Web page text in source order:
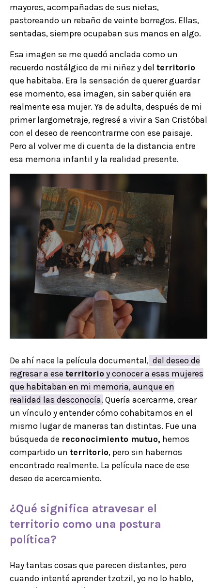
mayores, acompañadas de sus nietas,
pastoreando un rebaño de veinte borregos. Ellas,
sentadas, siempre ocupaban sus manos en algo.
Esa imagen se me quedó anclada como un
recuerdo nostálgico de mi niñez y del territorio
que habitaba. Era la sensación de querer guardar
ese momento, esa imagen, sin saber quién era
realmente esa mujer. Ya de adulta, después de mi
primer largometraje, regresé a vivir a San Cristóbal
con el deseo de reencontrarme con ese paisaje.
Pero al volver me di cuenta de la distancia entre
esa memoria infantil y la realidad presente.
De ahí nace la película documental, del deseo de
regresar a ese territorioy conocer a esas mujeres
que habitaban en mi memoria, aunque en
realidad las desconocía. Quería acercarme, crear
un vínculo y entender cómo cohabitamos en el
mismo lugar de maneras tan distintas. Fue una
búsqueda de reconocimiento mutuo, hemos
compartido un territorio, pero sin habernos
encontrado realmente. La película nace de ese
deseo de acercamiento.
¿Qué significa atravesar el
territorio como una postura
política?
Hay tantas cosas que parecen distantes, pero
cuando intenté aprender tzotzil, yo no lo hablo,